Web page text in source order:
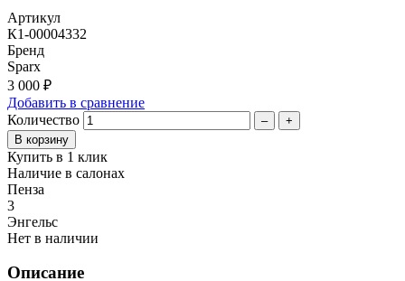
Артикул
К1-00004332
Бренд
Sparx
3 000 ₽
Добавить в сравнение
Количество
– +
Купить в 1 клик
Наличие в салонах
Пенза
3
Энгельс
Нет в наличии
Описание